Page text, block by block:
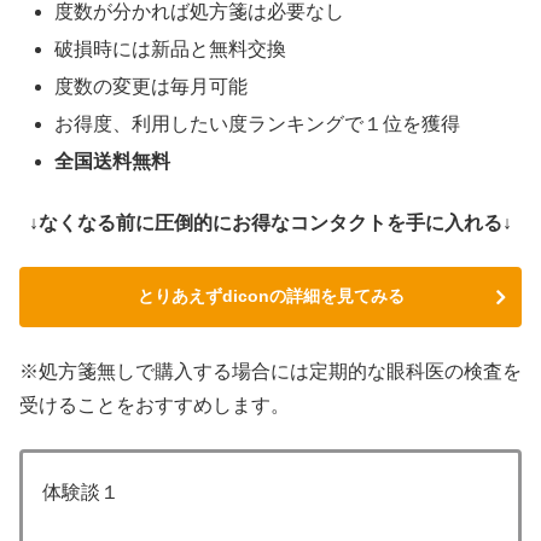
度数が分かれば処方箋は必要なし
破損時には新品と無料交換
度数の変更は毎月可能
お得度、利用したい度ランキングで１位を獲得
全国送料無料
↓なくなる前に圧倒的にお得なコンタクトを手に入れる↓
とりあえずdiconの詳細を見てみる
※処方箋無しで購入する場合には定期的な眼科医の検査を
受けることをおすすめします。
体験談１